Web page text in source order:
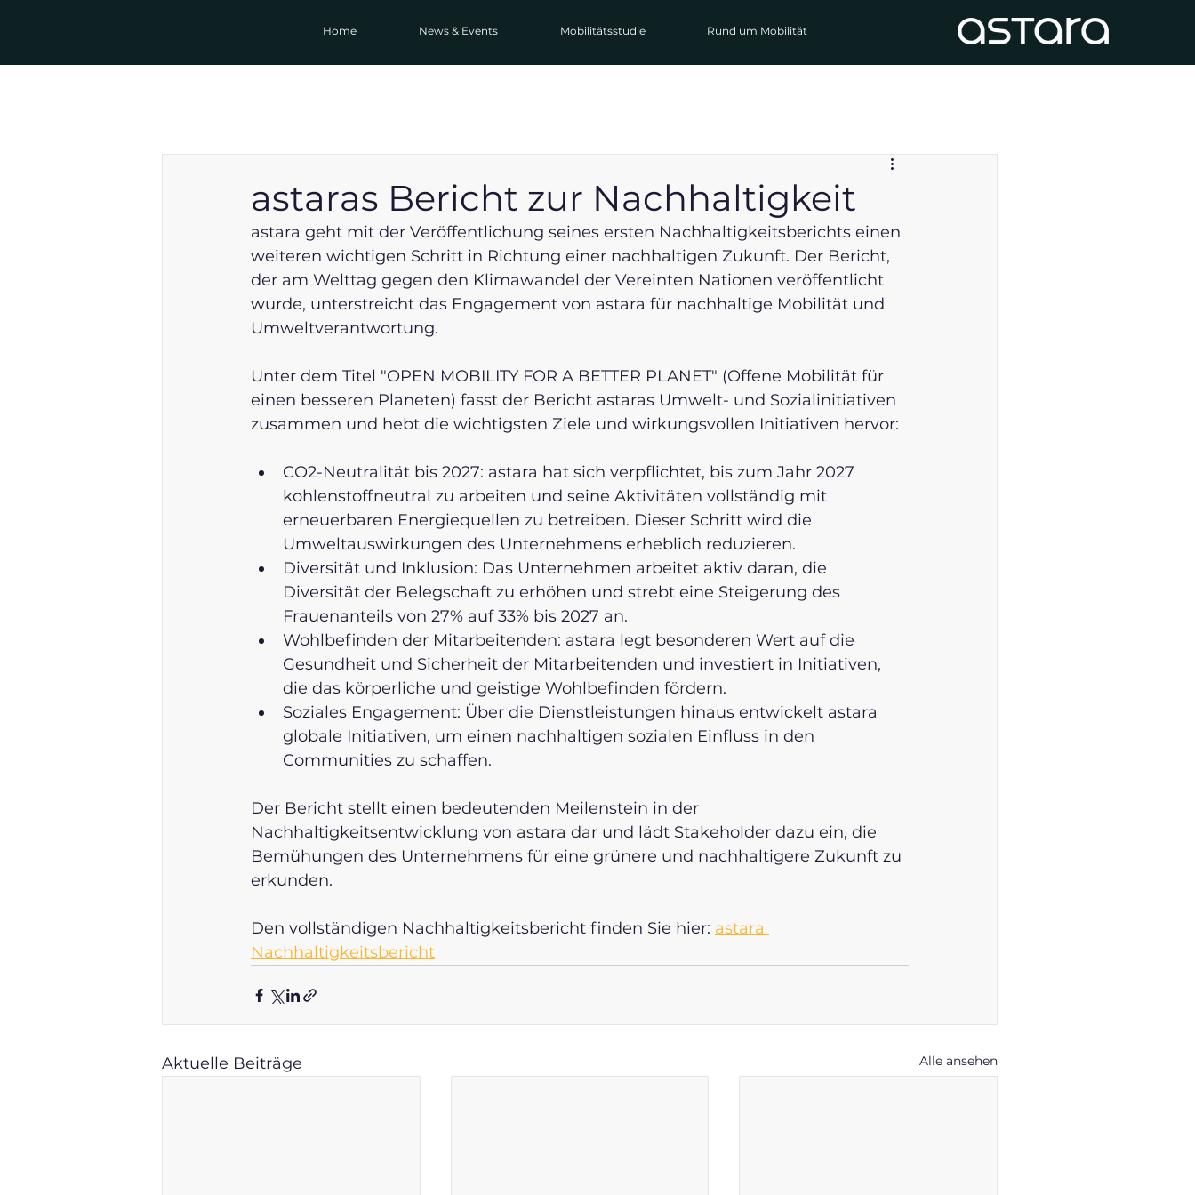
Home News & Events Mobilitätsstudie Rund um Mobilität
astaras Bericht zur Nachhaltigkeit
astara geht mit der Veröffentlichung seines ersten Nachhaltigkeitsberichts einen
weiteren wichtigen Schritt in Richtung einer nachhaltigen Zukunft. Der Bericht,
der am Welttag gegen den Klimawandel der Vereinten Nationen veröffentlicht
wurde, unterstreicht das Engagement von astara für nachhaltige Mobilität und
Umweltverantwortung.
Unter dem Titel "OPEN MOBILITY FOR A BETTER PLANET" (Offene Mobilität für
einen besseren Planeten) fasst der Bericht astaras Umwelt- und Sozialinitiativen
zusammen und hebt die wichtigsten Ziele und wirkungsvollen Initiativen hervor:
CO2-Neutralität bis 2027: astara hat sich verpflichtet, bis zum Jahr 2027
kohlenstoffneutral zu arbeiten und seine Aktivitäten vollständig mit
erneuerbaren Energiequellen zu betreiben. Dieser Schritt wird die
Umweltauswirkungen des Unternehmens erheblich reduzieren.
Diversität und Inklusion: Das Unternehmen arbeitet aktiv daran, die
Diversität der Belegschaft zu erhöhen und strebt eine Steigerung des
Frauenanteils von 27% auf 33% bis 2027 an.
Wohlbefinden der Mitarbeitenden: astara legt besonderen Wert auf die
Gesundheit und Sicherheit der Mitarbeitenden und investiert in Initiativen,
die das körperliche und geistige Wohlbefinden fördern.
Soziales Engagement: Über die Dienstleistungen hinaus entwickelt astara
globale Initiativen, um einen nachhaltigen sozialen Einfluss in den
Communities zu schaffen.
Der Bericht stellt einen bedeutenden Meilenstein in der
Nachhaltigkeitsentwicklung von astara dar und lädt Stakeholder dazu ein, die
Bemühungen des Unternehmens für eine grünere und nachhaltigere Zukunft zu
erkunden.
Den vollständigen Nachhaltigkeitsbericht finden Sie hier: astara
Nachhaltigkeitsbericht
Aktuelle Beiträge Alle ansehen